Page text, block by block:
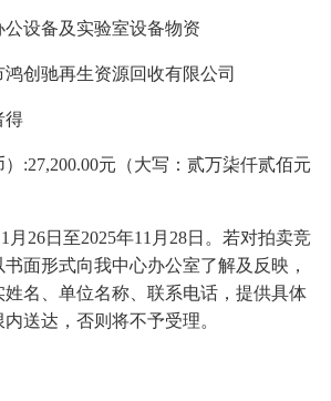
设备及实验室设备物资
创驰再生资源回收有限公司
得
:27,200.00元（大写：贰万柒仟贰佰元
月26日至2025年11月28日。若对拍卖竞
面形式向我中心办公室了解及反映，
名、单位名称、联系电话，提供具体
送达，否则将不予受理。